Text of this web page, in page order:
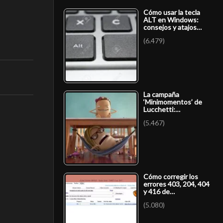
Cómo usar la tecla
ALT en Windows:
consejos y atajos…
(6.479)
La campaña
‘Minimomentos’ de
Lucchetti:…
(5.467)
Cómo corregir los
errores 403, 204, 404
y 416 de…
(5.080)